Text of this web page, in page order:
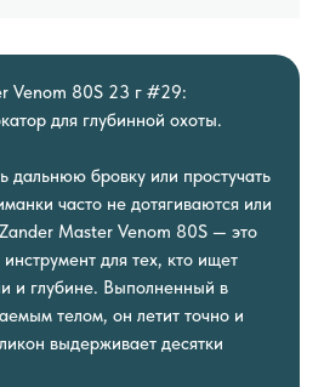
Venom 80S 23 г #29:
для глубинной охоты.
дальнюю бровку или простучать
часто не дотягиваются или
Master Venom 80S — это
для тех, кто ищет
и глубине. Выполненный в
телом, он летит точно и
выдерживает десятки